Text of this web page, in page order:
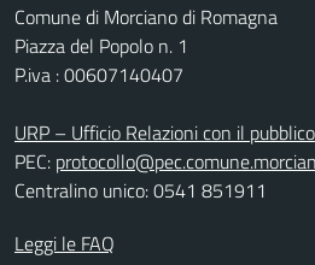
Comune di Morciano di Romagna
Piazza del Popolo n. 1
P.iva : 00607140407
URP – Ufficio Relazioni con il pubblico
PEC:
Centralino unico: 0541 851911
Leggi le FAQ